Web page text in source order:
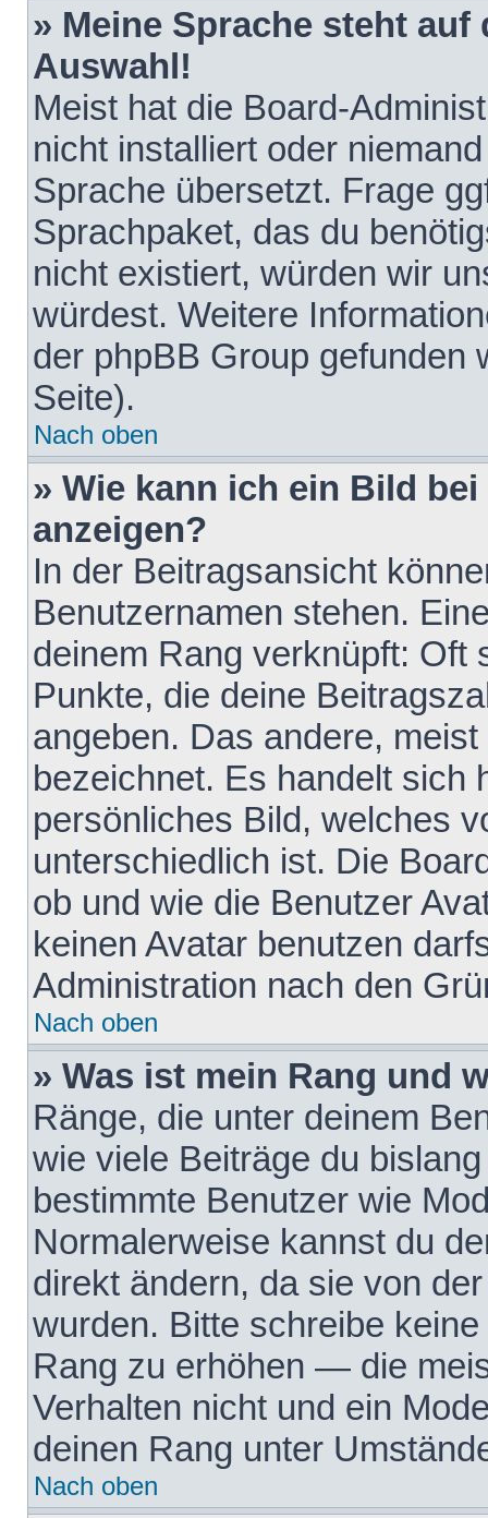
» Meine Sprache steht
Auswahl!
Meist hat die Board-
nicht installiert oder
Sprache übersetzt. Frage
Sprachpaket, das du
nicht existiert, würden wir
würdest. Weitere
der phpBB Group gefunden
Seite).
Nach oben
» Wie kann ich ein Bild
anzeigen?
In der Beitragsansicht
Benutzernamen stehen.
deinem Rang verknüpft: Oft
Punkte, die deine
angeben. Das andere,
bezeichnet. Es handelt sich
persönliches Bild, welches
unterschiedlich ist. Die
ob und wie die Benutzer
keinen Avatar benutzen
Administration nach den
Nach oben
» Was ist mein Rang und
Ränge, die unter deinem
wie viele Beiträge du
bestimmte Benutzer wie
Normalerweise kannst du
direkt ändern, da sie von
wurden. Bitte schreibe
Rang zu erhöhen — die
Verhalten nicht und ein
deinen Rang unter
Nach oben